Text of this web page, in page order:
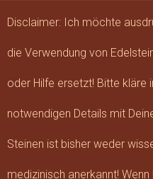
Disclaimer: Ich möchte
die Verwendung von
oder Hilfe ersetzt! Bitte kläre
notwendigen Details mit
Steinen ist bisher weder
medizinisch anerkannt!